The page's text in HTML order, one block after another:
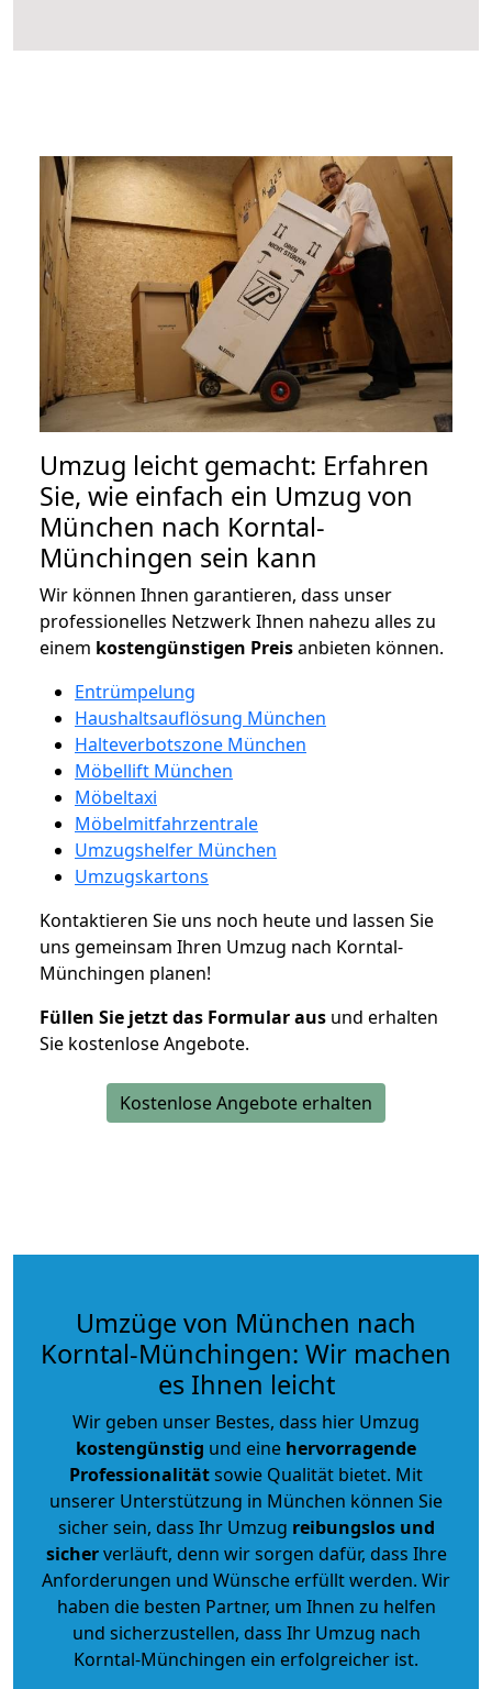
Umzug leicht gemacht: Erfahren
Sie, wie einfach ein Umzug von
München nach Korntal-
Münchingen sein kann
Wir können Ihnen garantieren, dass unser
professionelles Netzwerk Ihnen nahezu alles zu
einem kostengünstigen Preisanbieten können.
Entrümpelung
Haushaltsauflösung München
Halteverbotszone München
Möbellift München
Möbeltaxi
Möbelmitfahrzentrale
Umzugshelfer München
Umzugskartons
Kontaktieren Sie uns noch heute und lassen Sie
uns gemeinsam Ihren Umzug nach Korntal-
Münchingen planen!
Füllen Sie jetzt das Formular aus und erhalten
Sie kostenlose Angebote.
Kostenlose Angebote erhalten
Umzüge von München nach
Korntal-Münchingen: Wir machen
es Ihnen leicht
Wir geben unser Bestes, dass hier Umzug
kostengünstig und eine hervorragende
Professionalitätsowie Qualität bietet. Mit
unserer Unterstützung in München können Sie
sicher sein, dass Ihr Umzug reibungslos und
sicherverläuft, denn wir sorgen dafür, dass Ihre
Anforderungen und Wünsche erfüllt werden. Wir
haben die besten Partner, um Ihnen zu helfen
und sicherzustellen, dass Ihr Umzug nach
Korntal-Münchingen ein erfolgreicher ist.